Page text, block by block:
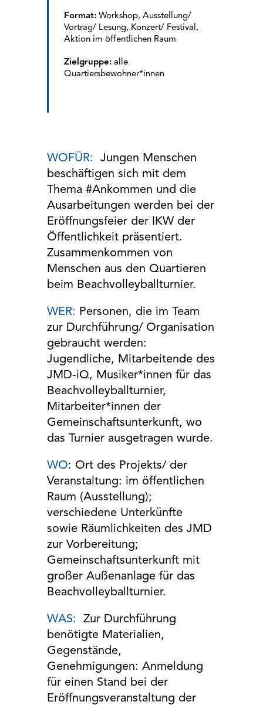
Format: Workshop, Ausstellung/
Vortrag/ Lesung, Konzert/ Festival,
Aktion im öffentlichen Raum
Zielgruppe: alle
Quartiersbewohner*innen
WOFÜR:
Jungen Menschen
beschäftigen sich mit dem
Thema #Ankommen und die
Ausarbeitungen werden bei der
Eröffnungsfeier der IKW der
Öffentlichkeit präsentiert.
Zusammenkommen von
Menschen aus den Quartieren
beim Beachvolleyballturnier.
WER: Personen, die im Team
zur Durchführung/ Organisation
gebraucht werden:
Jugendliche, Mitarbeitende des
JMD-iQ, Musiker*innen für das
Beachvolleyballturnier,
Mitarbeiter*innen der
Gemeinschaftsunterkunft, wo
das Turnier ausgetragen wurde.
WO: Ort des Projekts/ der
Veranstaltung: im öffentlichen
Raum (Ausstellung);
verschiedene Unterkünfte
sowie Räumlichkeiten des JMD
zur Vorbereitung;
Gemeinschaftsunterkunft mit
großer Außenanlage für das
Beachvolleyballturnier.
WAS:
Zur Durchführung
benötigte Materialien,
Gegenstände,
Genehmigungen: Anmeldung
für einen Stand bei der
Eröffnungsveranstaltung der